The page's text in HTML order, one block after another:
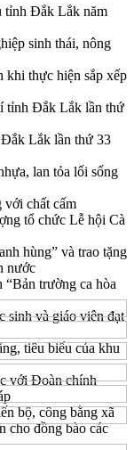
tỉnh Đắk Lắk năm
sinh thái, nông
khi thực hiện sắp xếp
tỉnh Đắk Lắk lần thứ
Lắk lần thứ 33
lan tỏa lối sống
chất cấm
tổ chức Lễ hội Cà
hùng” và trao tặng
nước
trường ca hòa
sinh và giáo viên đạt
tiêu biểu của khu
với Đoàn chính
bộ, công bằng xã
cho đồng bào các